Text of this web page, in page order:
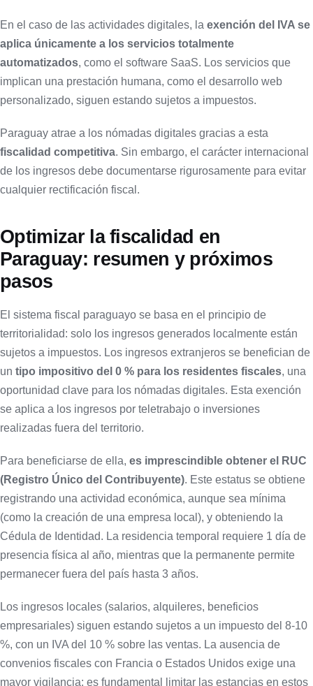
En el caso de las actividades digitales, la exención del IVA se
aplica únicamente a los servicios totalmente
automatizados, como el software SaaS. Los servicios que
implican una prestación humana, como el desarrollo web
personalizado, siguen estando sujetos a impuestos.
Paraguay atrae a los nómadas digitales gracias a esta
fiscalidad competitiva. Sin embargo, el carácter internacional
de los ingresos debe documentarse rigurosamente para evitar
cualquier rectificación fiscal.
Optimizar la fiscalidad en
Paraguay: resumen y próximos
pasos
El sistema fiscal paraguayo se basa en el principio de
territorialidad: solo los ingresos generados localmente están
sujetos a impuestos. Los ingresos extranjeros se benefician de
un tipo impositivo del 0 % para los residentes fiscales, una
oportunidad clave para los nómadas digitales. Esta exención
se aplica a los ingresos por teletrabajo o inversiones
realizadas fuera del territorio.
Para beneficiarse de ella, es imprescindible obtener el RUC
(Registro Único del Contribuyente). Este estatus se obtiene
registrando una actividad económica, aunque sea mínima
(como la creación de una empresa local), y obteniendo la
Cédula de Identidad. La residencia temporal requiere 1 día de
presencia física al año, mientras que la permanente permite
permanecer fuera del país hasta 3 años.
Los ingresos locales (salarios, alquileres, beneficios
empresariales) siguen estando sujetos a un impuesto del 8-10
%, con un IVA del 10 % sobre las ventas. La ausencia de
convenios fiscales con Francia o Estados Unidos exige una
mayor vigilancia: es fundamental limitar las estancias en estos